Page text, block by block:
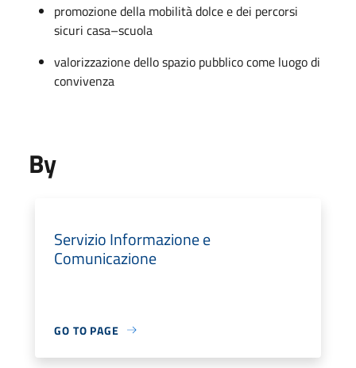
promozione della mobilità dolce e dei percorsi
sicuri casa–scuola
valorizzazione dello spazio pubblico come luogo di
convivenza
By
Servizio Informazione e
Comunicazione
GO TO PAGE